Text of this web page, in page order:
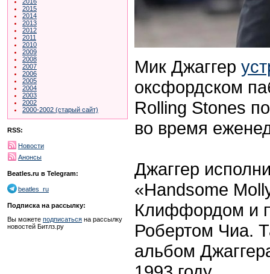
2015
2014
2013
2012
2011
2010
2009
2008
2007
2006
2005
2004
2003
2002
2000-2002 (старый сайт)
RSS:
Новости
Анонсы
Beatles.ru в Telegram:
beatles_ru
Подписка на рассылку:
Вы можете подписаться на рассылку
новостей Битлз.ру
Мик Джаггер
оксфордском
Rolling Stones
во время
Джаггер
«Handsome
Клиффордом и
Робертом Чиа.
альбом